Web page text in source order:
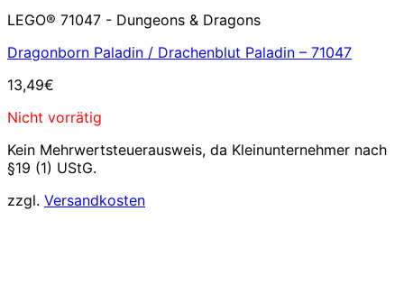
LEGO® 71047 - Dungeons & Dragons
Dragonborn Paladin / Drachenblut Paladin – 71047
13,49€
Nicht vorrätig
Kein Mehrwertsteuerausweis, da Kleinunternehmer nach
§19 (1) UStG.
zzgl. Versandkosten